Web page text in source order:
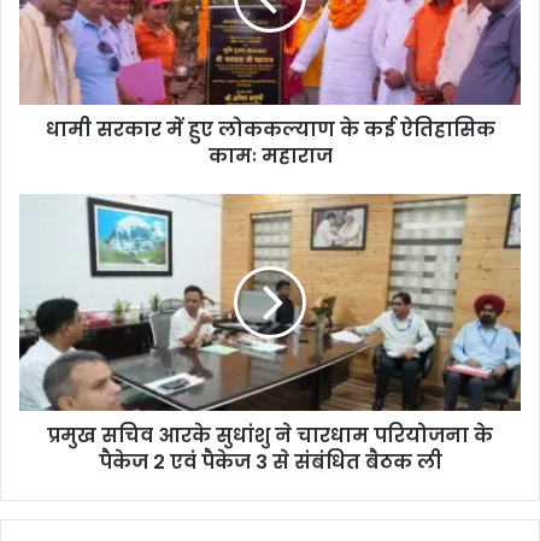
धामी सरकार में हुए लोककल्याण के कई ऐतिहासिक
कामः महाराज
प्रमुख सचिव आरके सुधांशु ने चारधाम परियोजना के
पैकेज 2 एवं पैकेज 3 से संबंधित बैठक ली